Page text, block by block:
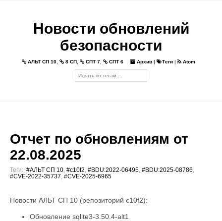
Новости обновлений
безопасности
АЛЬТ СП 10 8 СП СПТ 7 СПТ 6 Архив | Теги | Atom
Отчет по обновлениям от
22.08.2025
Теги: #АЛЬТ СП 10 #c10f2 #BDU:2022-06495 #BDU:2025-08786
#CVE-2022-35737 #CVE-2025-6965
Новости АЛЬТ СП 10 (репозиторий c10f2):
Обновление sqlite3-3.50.4-alt1